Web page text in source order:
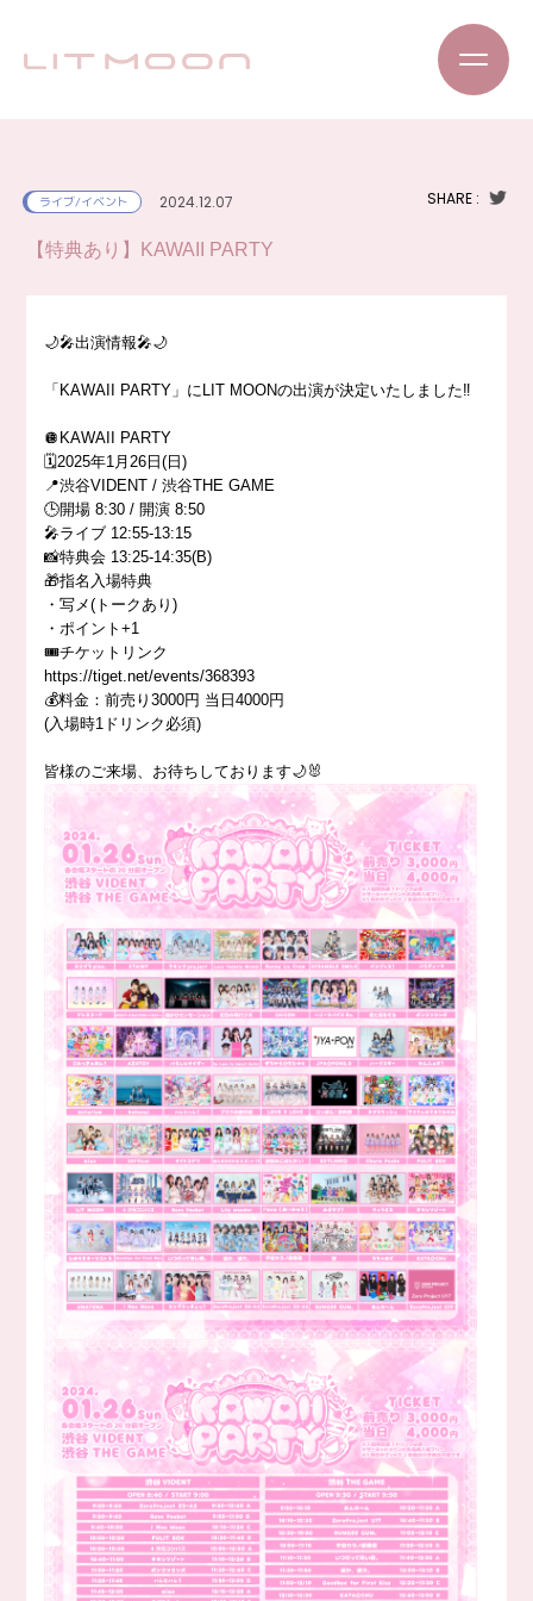
ライブ/イベント 2024.12.07 SHARE :
【特典あり】KAWAII PARTY
🌙🎤出演情報🎤🌙
「KAWAII PARTY」にLIT MOONの出演が決定いたしました‼️
🪩KAWAII PARTY
🗓️2025年1月26日(日)
📍渋谷VIDENT / 渋谷THE GAME
🕒開場 8:30 / 開演 8:50
🎤ライブ 12:55-13:15
📸特典会 13:25-14:35(B)
🎁指名入場特典
・写メ(トークあり)
・ポイント+1
🎟️チケットリンク
https://tiget.net/events/368393
💰料金：前売り3000円 当日4000円
(入場時1ドリンク必須)
皆様のご来場、お待ちしております🌙🐰